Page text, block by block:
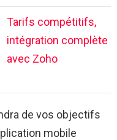
Tarifs compétitifs,
intégration complète
avec Zoho
de vos objectifs
mobile